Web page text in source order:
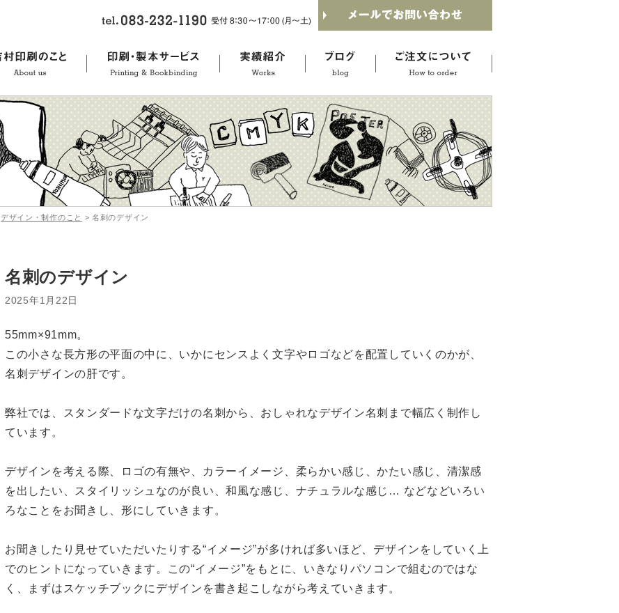
デザイン・制作のこと >名刺のデザイン
名刺のデザイン
2025年1月22日
55mm×91mm。
この小さな長方形の平面の中に、いかにセンスよく文字やロゴなどを配置していくのかが、
名刺デザインの肝です。
弊社では、スタンダードな文字だけの名刺から、おしゃれなデザイン名刺まで幅広く制作し
ています。
デザインを考える際、ロゴの有無や、カラーイメージ、柔らかい感じ、かたい感じ、清潔感
を出したい、スタイリッシュなのが良い、和風な感じ、ナチュラルな感じ… などなどいろい
ろなことをお聞きし、形にしていきます。
お聞きしたり見せていただいたりする“イメージ”が多ければ多いほど、デザインをしていく上
でのヒントになっていきます。この“イメージ”をもとに、いきなりパソコンで組むのではな
く、まずはスケッチブックにデザインを書き起こしながら考えていきます。